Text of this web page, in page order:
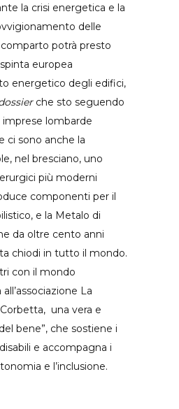
la crisi energetica e la
delle
potrà presto
europea
energetico degli edifici,
che sto seguendo
imprese lombarde
ci sono anche la
nel bresciano, uno
più moderni
componenti per il
e la Metalo di
da oltre cento anni
chiodi in tutto il mondo.
con il mondo
La
una vera e
bene”, che sostiene i
e accompagna i
e l’inclusione.